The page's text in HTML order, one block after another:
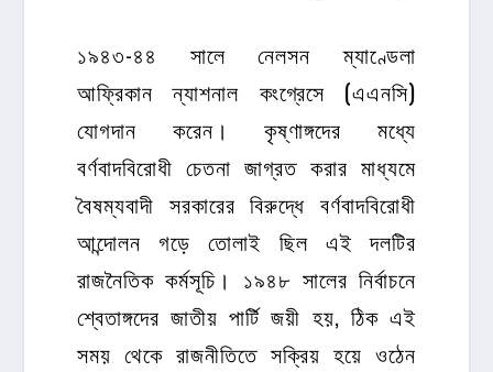
১৯৪৩-৪৪ সালে নেলসন ম্যাণ্ডেলা
আফ্রিকান ন্যাশনাল কংগ্রেসে (এএনসি)
যোগদান করেন। কৃষ্ণাঙ্গদের মধ্যে
বর্ণবাদবিরোধী চেতনা জাগ্রত করার মাধ্যমে
বৈষম্যবাদী সরকারের বিরুদ্ধে বর্ণবাদবিরোধী
আন্দোলন গড়ে তোলাই ছিল এই দলটির
রাজনৈতিক কর্মসূচি। ১৯৪৮ সালের নির্বাচনে
শ্বেতাঙ্গদের জাতীয় পার্টি জয়ী হয়, ঠিক এই
সময় থেকে রাজনীতিতে সক্রিয় হয়ে ওঠেন